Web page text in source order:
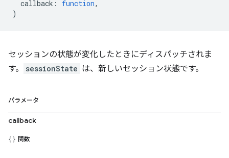
callback : function,
)
セッションの状態が変化したときにディスパッチされま
す。
sessionState は、新しいセッション状態です。
パラメータ
callback
関数